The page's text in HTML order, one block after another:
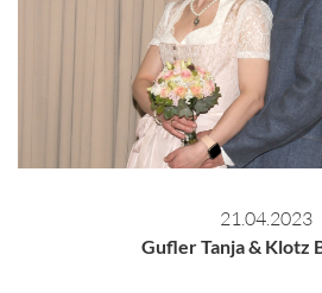
21.04.2023
Gufler Tanja & Klotz